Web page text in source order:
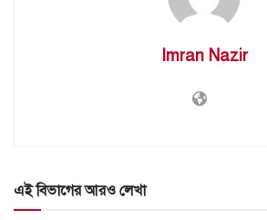
Imran Nazir
এই বিভাগের আরও লেখা